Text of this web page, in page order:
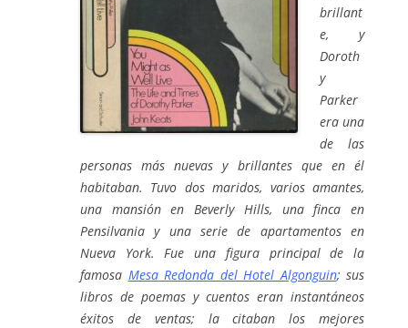
brillant
e, y
Doroth
y
Parker
era una
de las
personas más nuevas y brillantes que en él
habitaban. Tuvo dos maridos, varios amantes,
una mansión en Beverly Hills, una finca en
Pensilvania y una serie de apartamentos en
Nueva York. Fue una figura principal de la
famosa Mesa Redonda del Hotel Algonguin; sus
libros de poemas y cuentos eran instantáneos
éxitos de ventas; la citaban los mejores